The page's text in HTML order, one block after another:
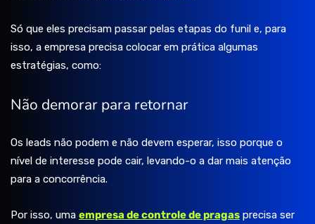
Só que eles precisam passar pelas etapas do funil e, para
isso, a empresa precisa colocar em prática algumas
estratégias, como:
Não demorar para retornar
Os leads não podem e não devem esperar, isso porque o
nível de interesse pode cair, levando-o a dar mais atenção
para a concorrência.
Por isso, uma empresa de controle de pragas precisa ser